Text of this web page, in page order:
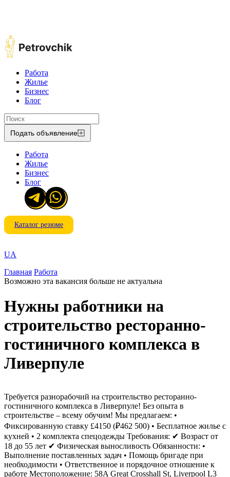
Работа
Жилье
Бизнес
Блог
Подать объявление
Работа
Жилье
Бизнес
Блог
Каталог резюме
UA
Главная Работа
Возможно эта вакансия больше не актуальна
Нужны работники на
строительство ресторанно-
гостиничного комплекса в
Ливерпуле
Требуется разнорабочий на строительство ресторанно-
гостиничного комплекса в Ливерпуле! Без опыта в
строительстве – всему обучим! Мы предлагаем: •
Фиксированную ставку £4150 (₽462 500) • Бесплатное жилье с
кухней • 2 комплекта спецодежды Требования: ✔ Возраст от
18 до 55 лет ✔ Физическая выносливость Обязанности: •
Выполнение поставленных задач • Помощь бригаде при
необходимости • Ответственное и порядочное отношение к
работе Местоположение: 58A Great Crosshall St, Liverpool L3